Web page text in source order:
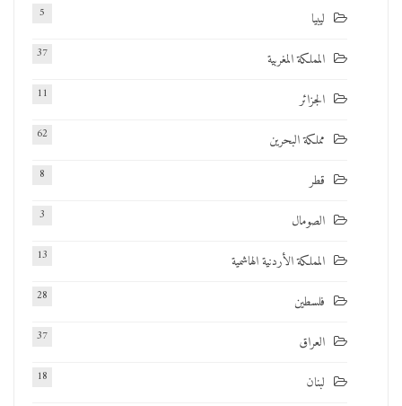
ليبيا 5
المملكة المغربية 37
الجزائر 11
مملكة البحرين 62
قطر 8
الصومال 3
المملكة الأردنية الهاشمية 13
فلسطين 28
العراق 37
لبنان 18